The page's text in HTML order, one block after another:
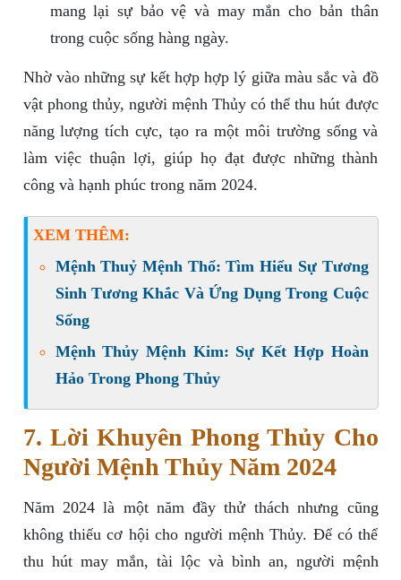
mang lại sự bảo vệ và may mắn cho bản thân
trong cuộc sống hàng ngày.
Nhờ vào những sự kết hợp hợp lý giữa màu sắc và đồ
vật phong thủy, người mệnh Thủy có thể thu hút được
năng lượng tích cực, tạo ra một môi trường sống và
làm việc thuận lợi, giúp họ đạt được những thành
công và hạnh phúc trong năm 2024.
XEM THÊM:
Mệnh Thuỷ Mệnh Thổ: Tìm Hiểu Sự Tương
Sinh Tương Khắc Và Ứng Dụng Trong Cuộc
Sống
Mệnh Thủy Mệnh Kim: Sự Kết Hợp Hoàn
Hảo Trong Phong Thủy
7. Lời Khuyên Phong Thủy Cho
Người Mệnh Thủy Năm 2024
Năm 2024 là một năm đầy thử thách nhưng cũng
không thiếu cơ hội cho người mệnh Thủy. Để có thể
thu hút may mắn, tài lộc và bình an, người mệnh